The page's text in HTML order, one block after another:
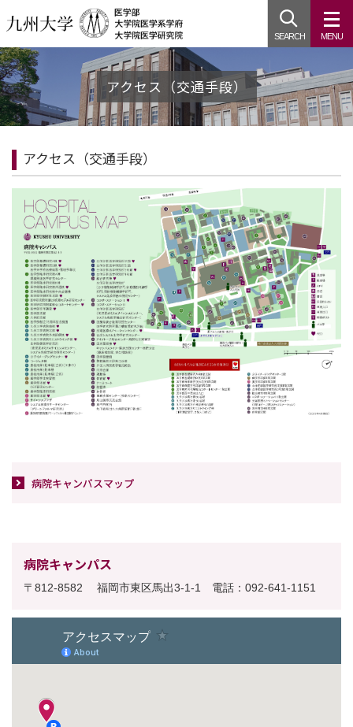
SEARCH
アクセス（交通手段）
アクセス（交通手段）
病院キャンパスマップ
病院キャンパス
〒812-8582 福岡市東区馬出3-1-1 電話：092-641-1151
MENU